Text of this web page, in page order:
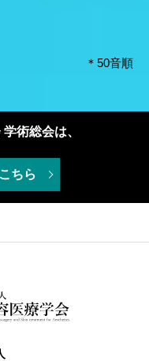
＊50音順
術総会は、
ちら